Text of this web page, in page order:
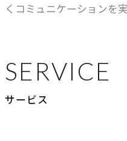
くコミュニケーションを実
SERVICE
サービス